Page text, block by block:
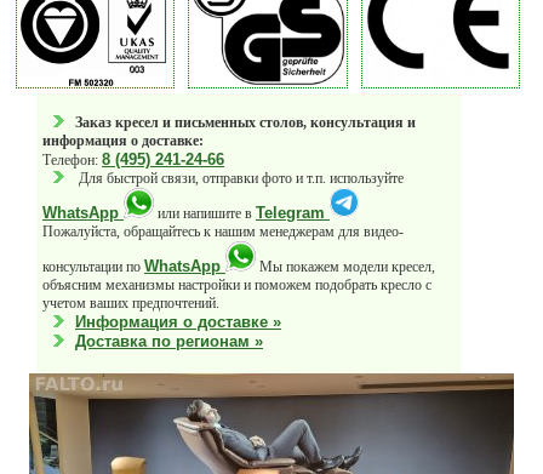
Заказ кресел и письменных столов, консультация и
информация о доставке:
Телефон: 8 (495) 241-24-66
Для быстрой связи, отправки фото и т.п. используйте
WhatsApp или напишите в Telegram
Пожалуйста, обращайтесь к нашим менеджерам для видео-
консультации по WhatsApp
Мы покажем модели кресел,
объясним механизмы настройки и поможем подобрать кресло с
учетом ваших предпочтений.
Информация о доставке »
Доставка по регионам »